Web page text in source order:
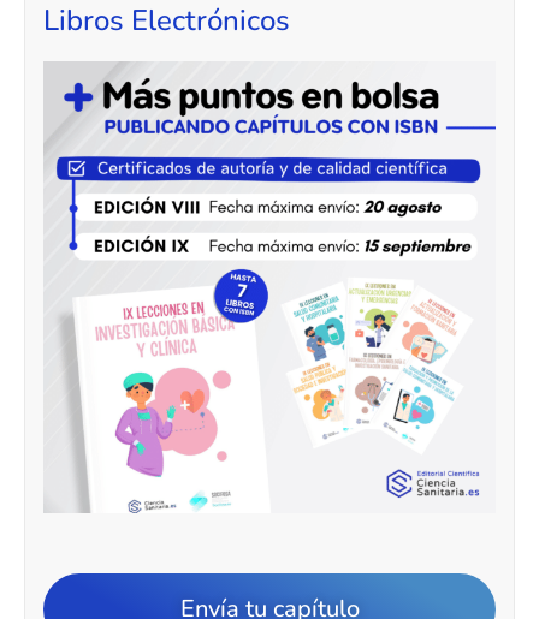
Libros Electrónicos
Envía tu capítulo